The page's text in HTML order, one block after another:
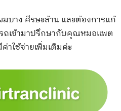
บาง ศีรษะล้าน และต้องการแก้
เข้ามาปรึกษากับคุณหมอแพต
าใช้จ่ายเพิ่มเติมค่ะ